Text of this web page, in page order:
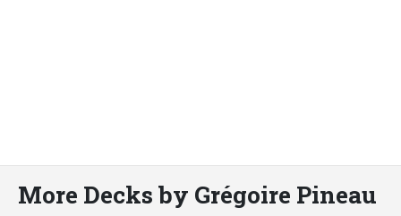
More Decks by Grégoire Pineau